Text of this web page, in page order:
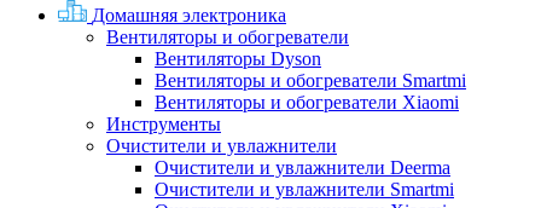
Домашняя электроника
Вентиляторы и обогреватели
Вентиляторы Dyson
Вентиляторы и обогреватели Smartmi
Вентиляторы и обогреватели Xiaomi
Инструменты
Очистители и увлажнители
Очистители и увлажнители Deerma
Очистители и увлажнители Smartmi